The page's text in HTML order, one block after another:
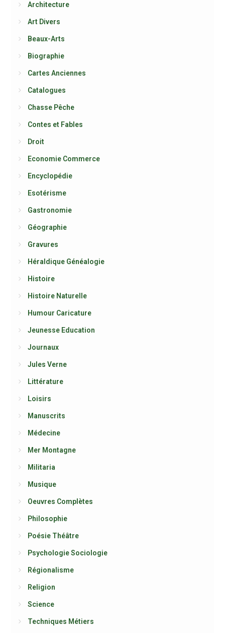
Architecture
Art Divers
Beaux-Arts
Biographie
Cartes Anciennes
Catalogues
Chasse Pêche
Contes et Fables
Droit
Economie Commerce
Encyclopédie
Esotérisme
Gastronomie
Géographie
Gravures
Héraldique Généalogie
Histoire
Histoire Naturelle
Humour Caricature
Jeunesse Education
Journaux
Jules Verne
Littérature
Loisirs
Manuscrits
Médecine
Mer Montagne
Militaria
Musique
Oeuvres Complètes
Philosophie
Poésie Théâtre
Psychologie Sociologie
Régionalisme
Religion
Science
Techniques Métiers